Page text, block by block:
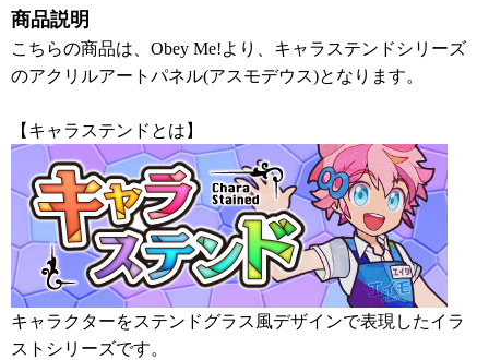
商品説明
こちらの商品は、Obey Me!より、キャラステンドシリーズ
のアクリルアートパネル(アスモデウス)となります。
【キャラステンドとは】
キャラクターをステンドグラス風デザインで表現したイラ
ストシリーズです。